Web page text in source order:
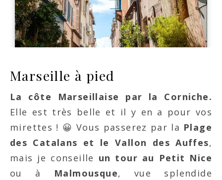
Marseille à pied
La côte Marseillaise par la Corniche.
Elle est très belle et il y en a pour vos
mirettes ! 😀 Vous passerez par la Plage
des Catalans et le Vallon des Auffes,
mais je conseille un tour au Petit Nice
ou à Malmousque, vue splendide